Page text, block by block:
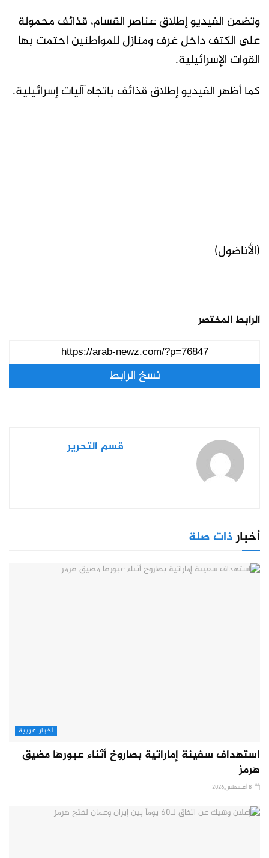
وتضمن الفيديو إطلاق عناصر القسام، قذائف محمولة
على الكتف داخل غرف ومنازل للمواطنين احتمت بها
القوات الإسرائيلية.
كما أظهر الفيديو إطلاق قذائف باتجاه آليات إسرائيلية.
(الأناضول)
الرابط المختصر
نسخ الرابط
قسم التحرير
أخبارذات صلة
أخبار عربية
استهداف سفينة إماراتية بصاروخ أثناء عبورها مضيق
هرمز